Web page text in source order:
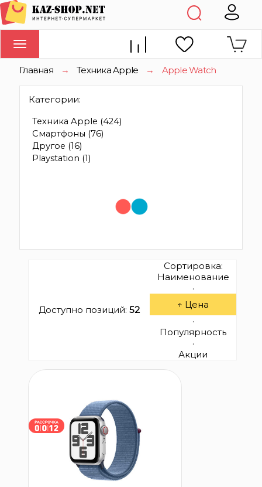
Toggle
navigation
Главная
→ Техника Apple → Apple Watch
Категории:
Техника Apple (424)
Смартфоны (76)
Другое (16)
Playstation (1)
Доступно позиций: 52
Сортировка:
Наименование
·
↑ Цена
·
Популярность
·
Акции